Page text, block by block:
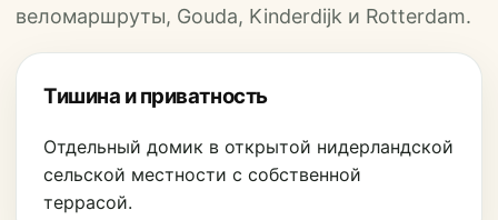
веломаршруты, Gouda, Kinderdijk и Rotterdam.
Тишина и приватность
Отдельный домик в открытой нидерландской
сельской местности с собственной
террасой.